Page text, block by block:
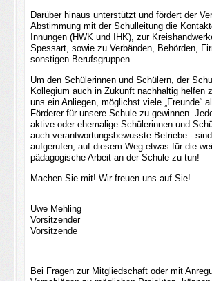
Darüber hinaus unterstützt und fördert der
Abstimmung mit der Schulleitung die
Innungen (HWK und IHK), zur
Spessart, sowie zu Verbänden, Behörden,
sonstigen Berufsgruppen.
Um den Schülerinnen und Schülern, der
Kollegium auch in Zukunft nachhaltig helfen
uns ein Anliegen, möglichst viele „Freunde“
Förderer für unsere Schule zu gewinnen.
aktive oder ehemalige Schülerinnen und
auch verantwortungsbewusste Betriebe -
aufgerufen, auf diesem Weg etwas für die
pädagogische Arbeit an der Schule zu tun!
Machen Sie mit! Wir freuen uns auf Sie!
Uwe Mehling
Vorsitzender
Vorsitzende
Bei Fragen zur Mitgliedschaft oder mit